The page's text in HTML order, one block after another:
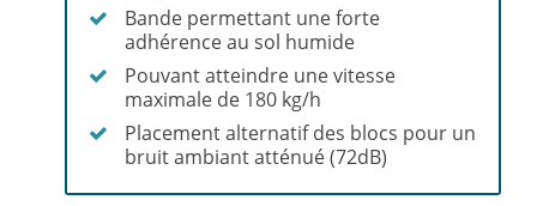
Bande permettant une forte
adhérence au sol humide
Pouvant atteindre une vitesse
maximale de 180 kg/h
Placement alternatif des blocs pour un
bruit ambiant atténué (72dB)